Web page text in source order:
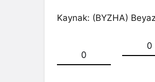
Kaynak: (BYZHA)
0
0